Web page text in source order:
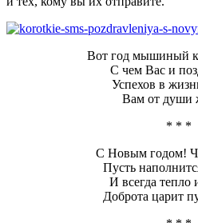
Вот год мышиный
С чем Вас и
Успехов в
Вам от души
* * *
С Новым годом!
Пусть
И всегда тепло
Доброта царит